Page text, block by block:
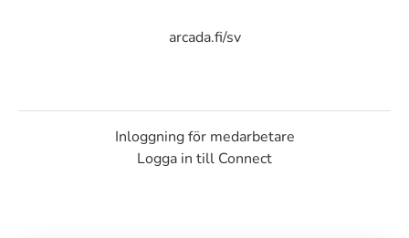
arcada.fi/sv
Inloggning för medarbetare
Logga in till Connect